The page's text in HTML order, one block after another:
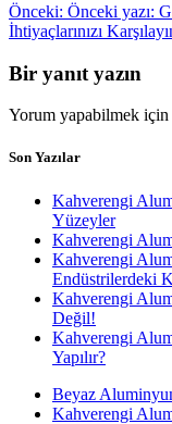
Önceki: Önceki yazı:
İhtiyaçlarınızı
Bir yanıt yazın
Yorum yapabilmek için
Son Yazılar
Kahverengi
Yüzeyler
Kahverengi
Kahverengi
Endüstrilerdeki
Kahverengi
Değil!
Kahverengi
Yapılır?
Beyaz
Kahverengi